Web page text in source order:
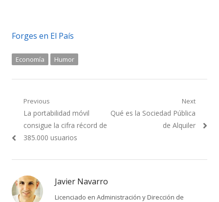
Forges en El País
Economía Humor
Navegación
de
entradas
Previous
Previous
post:
La portabilidad móvil
consigue la cifra récord de
385.000 usuarios
Next
Next
Qué es la Sociedad Pública
de Alquiler
Javier Navarro
Licenciado en Administración y Dirección de